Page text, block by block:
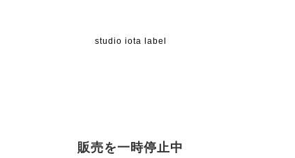
studio iota label
販売を一時停止中